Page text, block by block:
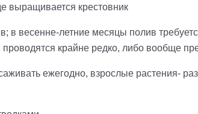
выращивается крестовник
в весенне-летние месяцы полив
крайне редко, либо вообще
ежегодно, взрослые растения-